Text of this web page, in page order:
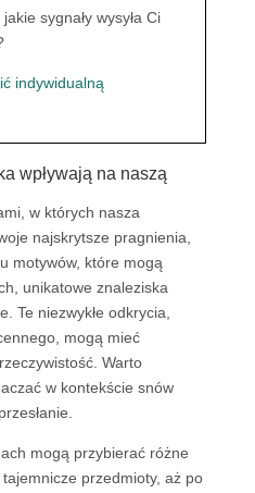
sygnały wysyła Ci
indywidualną
wpływają na naszą
w których nasza
najskrytsze pragnienia,
motywów, które mogą
unikatowe znaleziska
Te niezwykłe odkrycia,
mogą mieć
Warto
w kontekście snów
mogą przybierać różne
przedmioty, aż po